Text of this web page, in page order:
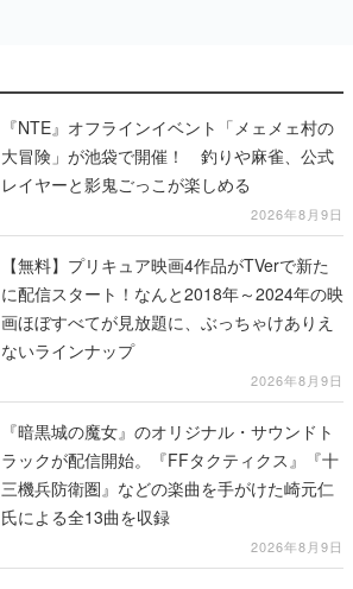
『NTE』オフラインイベント「メェメェ村の
大冒険」が池袋で開催！ 釣りや麻雀、公式
レイヤーと影鬼ごっこが楽しめる
2026年8月9日
【無料】プリキュア映画4作品がTVerで新た
に配信スタート！なんと2018年～2024年の映
画ほぼすべてが見放題に、ぶっちゃけありえ
ないラインナップ
2026年8月9日
『暗黒城の魔女』のオリジナル・サウンドト
ラックが配信開始。『FFタクティクス』『十
三機兵防衛圏』などの楽曲を手がけた崎元仁
氏による全13曲を収録
2026年8月9日